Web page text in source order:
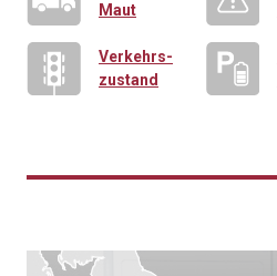
Maut
Verkehrs-
zustand